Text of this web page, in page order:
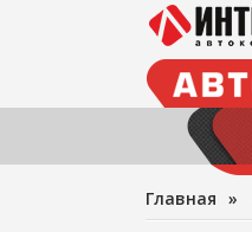
Главная »